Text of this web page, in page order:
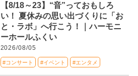
【8/18～23】“音”っておもしろ
い！ 夏休みの思い出づくりに「お
と・ラボ」へ行こう！｜ハーモニ
ーホールふくい
2026/08/05
#コンサート #イベント #エンタメ